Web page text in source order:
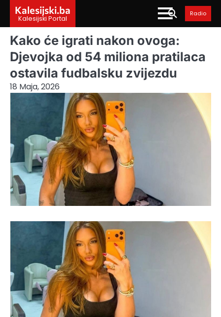
content
Kalesijski.ba
Kalesijski Portal
Radio
Kako će igrati nakon ovoga:
Djevojka od 54 miliona pratilaca
ostavila fudbalsku zvijezdu
18 Maja, 2026